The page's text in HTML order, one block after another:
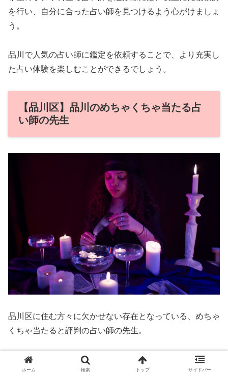
を行い、自分に合った占い師を見つけるよう心がけましょ
う。
品川で人気の占い師に鑑定を依頼することで、より充実し
た占い体験を楽しむことができるでしょう。
【品川区】品川のめちゃくちゃ当たる占
い師の先生
品川区に住む方々に欠かせない存在となっている、めちゃ
くちゃ当たると評判の占い師の先生。
その占い師の的中率や鑑定の質の高さから、多くの信頼を
寄せる人々が後を絶ちません。
ホーム 検索 トップ サイドバー